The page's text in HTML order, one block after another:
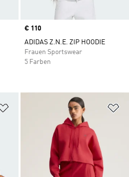
Price
€ 110
ADIDAS Z.N.E. ZIP HOODIE
Frauen Sportswear
5 Farben
Zur Wunschliste hinzufügen